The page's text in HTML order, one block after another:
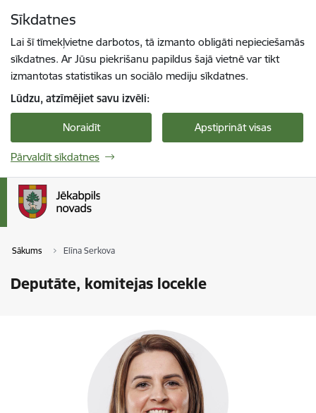
Sīkdatnes
Lai šī tīmekļvietne darbotos, tā izmanto obligāti nepieciešamās
sīkdatnes. Ar Jūsu piekrišanu papildus šajā vietnē var tikt
izmantotas statistikas un sociālo mediju sīkdatnes.
Lūdzu, atzīmējiet savu izvēli:
Noraidīt Apstiprināt visas
Pārvaldīt sīkdatnes
Sākums Elīna Serkova
Deputāte, komitejas locekle